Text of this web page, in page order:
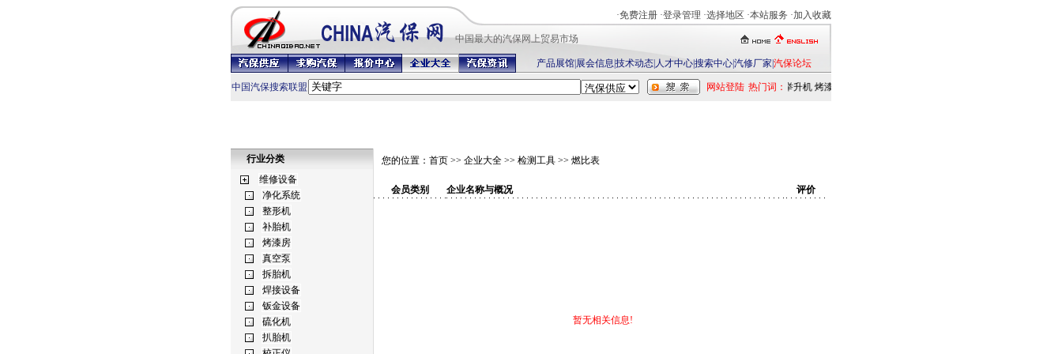
中国最
·免费注册 ·登录管理 ·选择地区 ·本站服务 ·加入收藏
大的汽保网上贸易市场
产品展馆| 展会信息 技术动态| 人才中心|搜索中心|汽修厂家 汽保论坛
中国汽保搜索联盟 网站登陆 热门词：举升机 烤漆房
行业分类 您的位置： 首页 >> 企业大全 >> 检测工具 >> 燃比表
会员类别 企业名称与概况 评价
暂无相关信息!